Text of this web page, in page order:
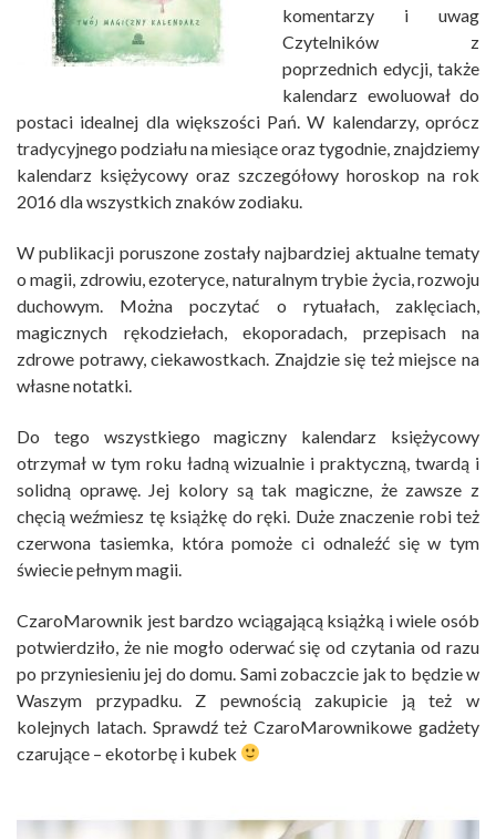
komentarzy i uwag
Czytelników z
poprzednich edycji, także
kalendarz ewoluował do
postaci idealnej dla większości Pań. W kalendarzy, oprócz
tradycyjnego podziału na miesiące oraz tygodnie, znajdziemy
kalendarz księżycowy oraz szczegółowy horoskop na rok
2016 dla wszystkich znaków zodiaku.
W publikacji poruszone zostały najbardziej aktualne tematy
o magii, zdrowiu, ezoteryce, naturalnym trybie życia, rozwoju
duchowym. Można poczytać o rytuałach, zaklęciach,
magicznych rękodziełach, ekoporadach, przepisach na
zdrowe potrawy, ciekawostkach. Znajdzie się też miejsce na
własne notatki.
Do tego wszystkiego magiczny kalendarz księżycowy
otrzymał w tym roku ładną wizualnie i praktyczną, twardą i
solidną oprawę. Jej kolory są tak magiczne, że zawsze z
chęcią weźmiesz tę książkę do ręki. Duże znaczenie robi też
czerwona tasiemka, która pomoże ci odnaleźć się w tym
świecie pełnym magii.
CzaroMarownik jest bardzo wciągającą książką i wiele osób
potwierdziło, że nie mogło oderwać się od czytania od razu
po przyniesieniu jej do domu. Sami zobaczcie jak to będzie w
Waszym przypadku. Z pewnością zakupicie ją też w
kolejnych latach. Sprawdź też CzaroMarownikowe gadżety
czarujące – ekotorbę i kubek